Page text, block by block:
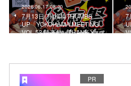
2026.06.17 08:20
7月13日(月)横浜THUMBS
UP「YOKOHAMA MEETING
VOL.53 後夜祭」THANK Y…
7
PR